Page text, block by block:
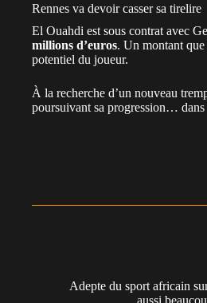
Rennes va devoir casser sa tirelire
El Ouahdi est sous contrat avec
millions d’euros. Un montant
potentiel du joueur.
À la recherche d’un nouveau
poursuivant sa progression…
Adepte du sport africain
aussi